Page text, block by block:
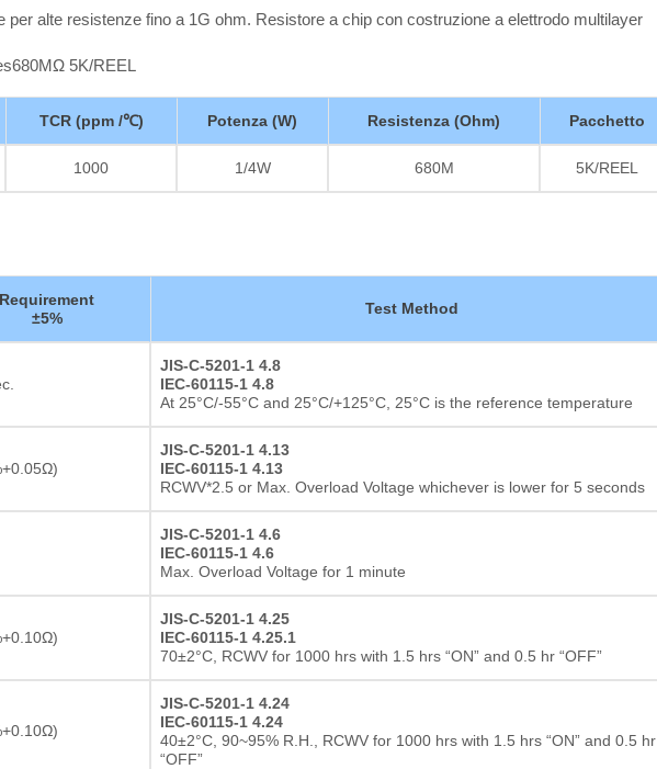
per alte resistenze fino a 1G ohm. Resistore a chip con costruzione a elettrodo multilayer
5K/REEL
TCR (ppm /℃) Potenza (W) Resistenza (Ohm) Pacchetto
1000 1/4W 680M 5K/REEL
Requirement
±5%
Test Method
JIS-C-5201-1 4.8
IEC-60115-1 4.8
At 25°C/-55°C and 25°C/+125°C, 25°C is the reference temperature
JIS-C-5201-1 4.13
IEC-60115-1 4.13
RCWV*2.5 or Max. Overload Voltage whichever is lower for 5 seconds
JIS-C-5201-1 4.6
IEC-60115-1 4.6
Max. Overload Voltage for 1 minute
JIS-C-5201-1 4.25
IEC-60115-1 4.25.1
70±2°C, RCWV for 1000 hrs with 1.5 hrs “ON” and 0.5 hr “OFF”
JIS-C-5201-1 4.24
IEC-60115-1 4.24
40±2°C, 90~95% R.H., RCWV for 1000 hrs with 1.5 hrs “ON” and 0.5 hr
“OFF”